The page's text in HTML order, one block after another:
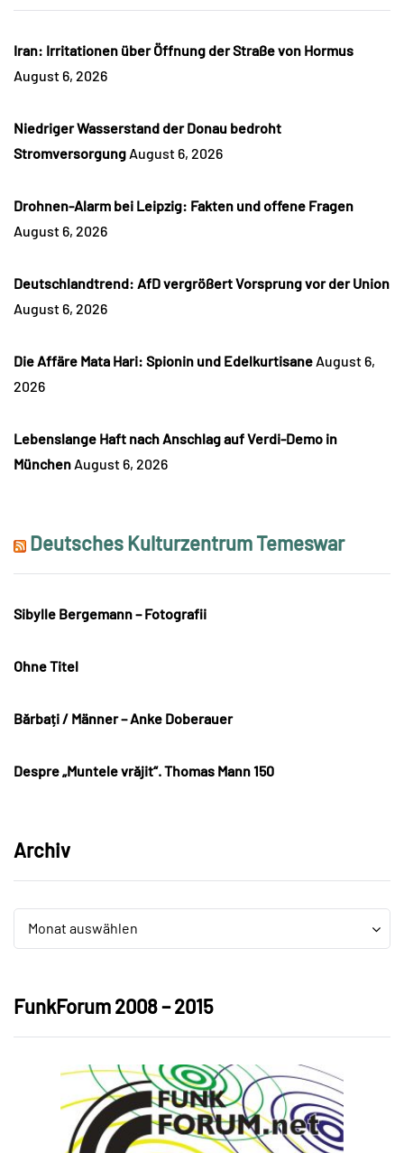
Iran: Irritationen über Öffnung der Straße von Hormus
August 6, 2026
Niedriger Wasserstand der Donau bedroht
Stromversorgung August 6, 2026
Drohnen-Alarm bei Leipzig: Fakten und offene Fragen
August 6, 2026
Deutschlandtrend: AfD vergrößert Vorsprung vor der Union
August 6, 2026
Die Affäre Mata Hari: Spionin und Edelkurtisane August 6,
2026
Lebenslange Haft nach Anschlag auf Verdi-Demo in
München August 6, 2026
Deutsches Kulturzentrum Temeswar
Sibylle Bergemann – Fotografii
Ohne Titel
Bărbați / Männer – Anke Doberauer
Despre „Muntele vrăjit“. Thomas Mann 150
Archiv
Archiv
Monat auswählen
Archiv
FunkForum 2008 – 2015